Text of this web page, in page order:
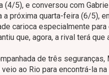
(4/5), e conversou com
a próxima quarta-feira (6/5),
carioca especialmente
que, agora, a rival terá que
de três
veio ao Rio para encontrá-la